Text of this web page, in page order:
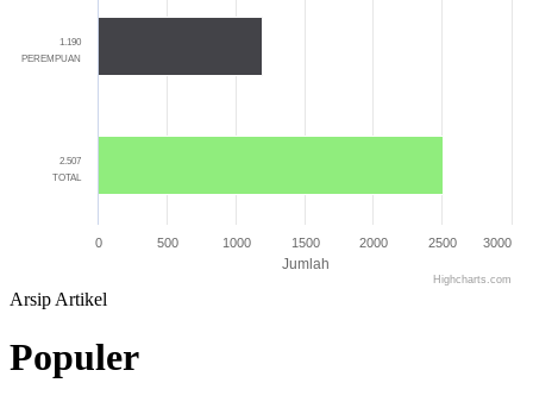
Jumlah
1.190
PEREMPUAN
2.507
TOTAL
0 500 1000 1500 2000 2500 3000
Highcharts.com
End of interactive chart.
Arsip Artikel
Populer